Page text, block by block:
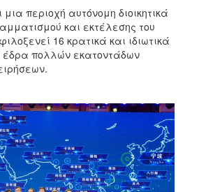
περιοχή αυτόνομη διοικητικά
και εκτέλεσης του
16 κρατικά και ιδιωτικά
έδρα πολλών εκατοντάδων